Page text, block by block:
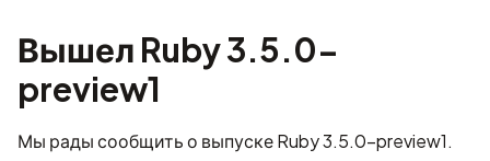
Вышел Ruby 3.5.0-
preview1
Мы рады сообщить о выпуске Ruby 3.5.0-preview1.